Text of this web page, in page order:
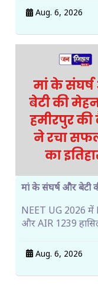
Aug. 6, 2026
मां के संघर्ष और बेटी
NEET UG 2026 में
और AIR 1239
Aug. 6, 2026